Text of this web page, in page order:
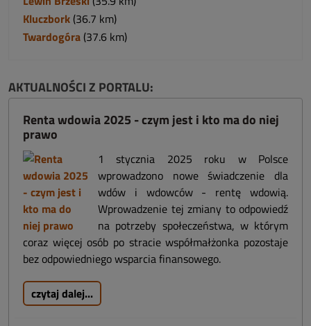
Kluczbork (36.7 km)
Twardogóra (37.6 km)
AKTUALNOŚCI Z PORTALU:
Renta wdowia 2025 - czym jest i kto ma do niej
prawo
1 stycznia 2025 roku w Polsce
wprowadzono nowe świadczenie dla
wdów i wdowców - rentę wdowią.
Wprowadzenie tej zmiany to odpowiedź
na potrzeby społeczeństwa, w którym
coraz więcej osób po stracie współmałżonka pozostaje
bez odpowiedniego wsparcia finansowego.
czytaj dalej...